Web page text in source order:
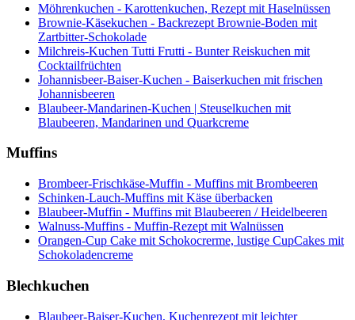
Möhrenkuchen - Karottenkuchen, Rezept mit Haselnüssen
Brownie-Käsekuchen - Backrezept Brownie-Boden mit
Zartbitter-Schokolade
Milchreis-Kuchen Tutti Frutti - Bunter Reiskuchen mit
Cocktailfrüchten
Johannisbeer-Baiser-Kuchen - Baiserkuchen mit frischen
Johannisbeeren
Blaubeer-Mandarinen-Kuchen | Steuselkuchen mit
Blaubeeren, Mandarinen und Quarkcreme
Muffins
Brombeer-Frischkäse-Muffin - Muffins mit Brombeeren
Schinken-Lauch-Muffins mit Käse überbacken
Blaubeer-Muffin - Muffins mit Blaubeeren / Heidelbeeren
Walnuss-Muffins - Muffin-Rezept mit Walnüssen
Orangen-Cup Cake mit Schokocrerme, lustige CupCakes mit
Schokoladencreme
Blechkuchen
Blaubeer-Baiser-Kuchen, Kuchenrezept mit leichter